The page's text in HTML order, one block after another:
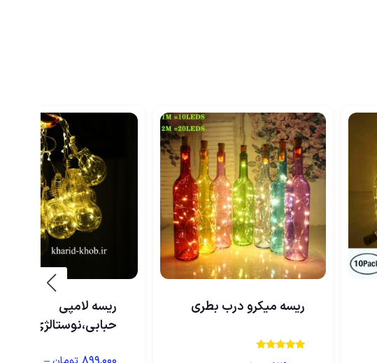
ریسه میکرو درب بطری
ریسه لامپی
حبابی،نوستالژی